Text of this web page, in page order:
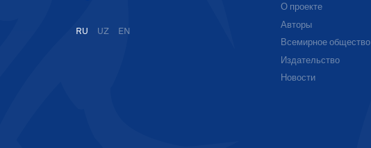
RU UZ EN
О проекте
Авторы
Всемирное общество
Издательство
Новости